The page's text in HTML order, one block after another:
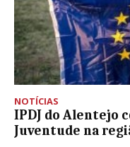
NOTÍCIAS
IPDJ do Alentejo
Juventude na